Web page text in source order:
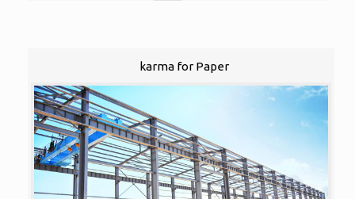
karma for Paper